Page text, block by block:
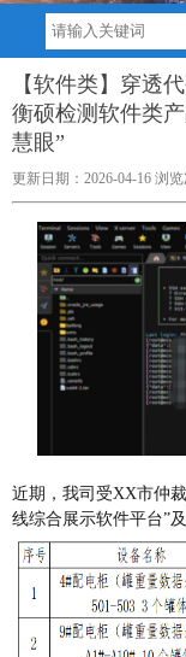
【软件类】穿透
衡硕检测软件类
慧眼”
更新日期：2026-04-16 浏
近期，我司受XX市仲
线综合展示软件平台”